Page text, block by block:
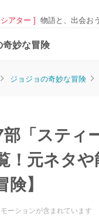
アター ] 物語と、出会おう
妙な冒険
ジョジョの奇妙な冒険
「スティ
！元ネタ
】
ーションが含まれています